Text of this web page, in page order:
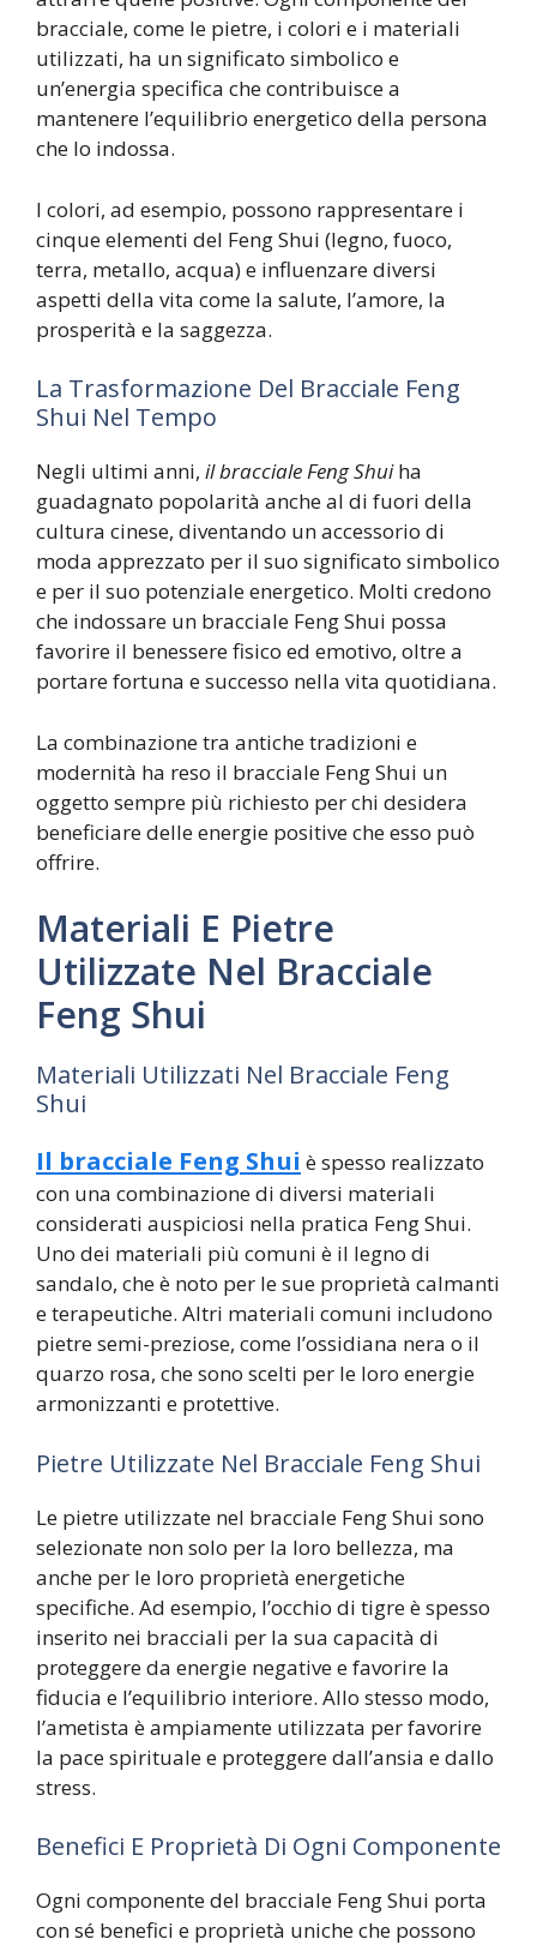
bracciale, come le pietre, i colori e i materiali
utilizzati, ha un significato simbolico e
un’energia specifica che contribuisce a
mantenere l’equilibrio energetico della persona
che lo indossa.
I colori, ad esempio, possono rappresentare i
cinque elementi del Feng Shui (legno, fuoco,
terra, metallo, acqua) e influenzare diversi
aspetti della vita come la salute, l’amore, la
prosperità e la saggezza.
La Trasformazione Del Bracciale Feng
Shui Nel Tempo
Negli ultimi anni, il bracciale Feng Shuiha
guadagnato popolarità anche al di fuori della
cultura cinese, diventando un accessorio di
moda apprezzato per il suo significato simbolico
e per il suo potenziale energetico. Molti credono
che indossare un bracciale Feng Shui possa
favorire il benessere fisico ed emotivo, oltre a
portare fortuna e successo nella vita quotidiana.
La combinazione tra antiche tradizioni e
modernità ha reso il bracciale Feng Shui un
oggetto sempre più richiesto per chi desidera
beneficiare delle energie positive che esso può
offrire.
Materiali E Pietre
Utilizzate Nel Bracciale
Feng Shui
Materiali Utilizzati Nel Bracciale Feng
Shui
Il bracciale Feng Shui è spesso realizzato
con una combinazione di diversi materiali
considerati auspiciosi nella pratica Feng Shui.
Uno dei materiali più comuni è il legno di
sandalo, che è noto per le sue proprietà calmanti
e terapeutiche. Altri materiali comuni includono
pietre semi-preziose, come l’ossidiana nera o il
quarzo rosa, che sono scelti per le loro energie
armonizzanti e protettive.
Pietre Utilizzate Nel Bracciale Feng Shui
Le pietre utilizzate nel bracciale Feng Shui sono
selezionate non solo per la loro bellezza, ma
anche per le loro proprietà energetiche
specifiche. Ad esempio, l’occhio di tigre è spesso
inserito nei bracciali per la sua capacità di
proteggere da energie negative e favorire la
fiducia e l’equilibrio interiore. Allo stesso modo,
l’ametista è ampiamente utilizzata per favorire
la pace spirituale e proteggere dall’ansia e dallo
stress.
Benefici E Proprietà Di Ogni Componente
Ogni componente del bracciale Feng Shui porta
con sé benefici e proprietà uniche che possono